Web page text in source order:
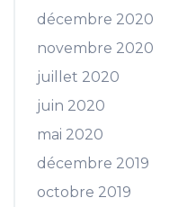
décembre 2020
novembre 2020
juillet 2020
juin 2020
mai 2020
décembre 2019
octobre 2019